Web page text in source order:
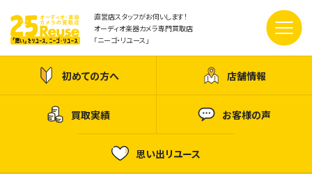
直営店スタッフがお伺いします！
オーディオ楽器カメラ専門買取店
「ニーゴ・リユース」
初めての方へ 店舗情報
買取実績 お客様の声
思い出リユース